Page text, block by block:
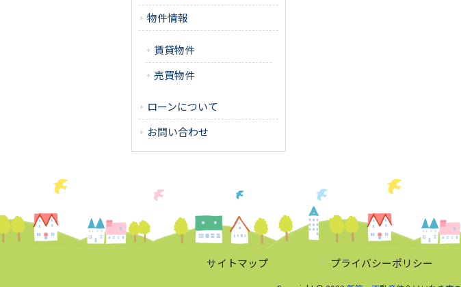
物件情報
賃貸物件
売買物件
ローンについて
お問い合わせ
サイトマップ プライバシーポリシー